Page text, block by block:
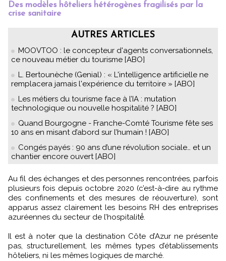
Des modèles hôteliers hétérogènes fragilisés par la
crise sanitaire
AUTRES ARTICLES
MOOVTOO : le concepteur d'agents conversationnels,
ce nouveau métier du tourisme [ABO]
L. Bertounèche (Genial) : « L'intelligence artificielle ne
remplacera jamais l'expérience du territoire » [ABO]
Les métiers du tourisme face à l’IA : mutation
technologique ou nouvelle hospitalité ? [ABO]
Quand Bourgogne - Franche-Comté Tourisme fête ses
10 ans en misant d’abord sur l’humain ! [ABO]
Congés payés : 90 ans d’une révolution sociale… et un
chantier encore ouvert [ABO]
Au fil des échanges et des personnes rencontrées, parfois
plusieurs fois depuis octobre 2020 (c’est-à-dire au rythme
des confinements et des mesures de réouverture), sont
apparus assez clairement les besoins RH des entreprises
azuréennes du secteur de l’hospitalité́.
Il est à noter que la destination Côte d’Azur ne présente
pas, structurellement, les mêmes types d’établissements
hôteliers, ni les mêmes logiques de marché.